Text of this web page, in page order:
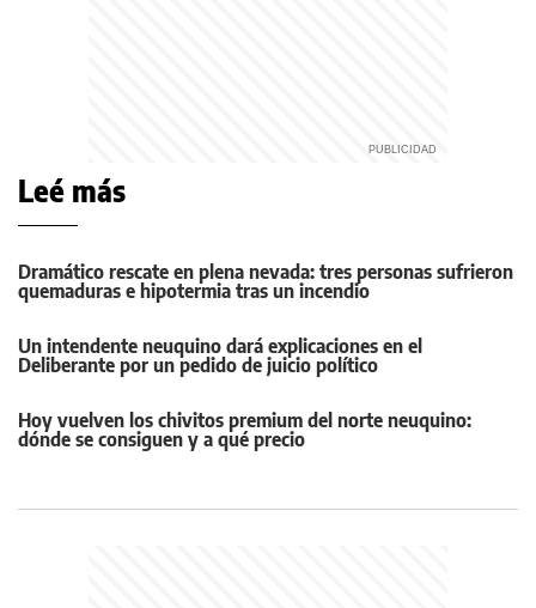
Leé más
Dramático rescate en plena nevada: tres personas sufrieron
quemaduras e hipotermia tras un incendio
Un intendente neuquino dará explicaciones en el
Deliberante por un pedido de juicio político
Hoy vuelven los chivitos premium del norte neuquino:
dónde se consiguen y a qué precio